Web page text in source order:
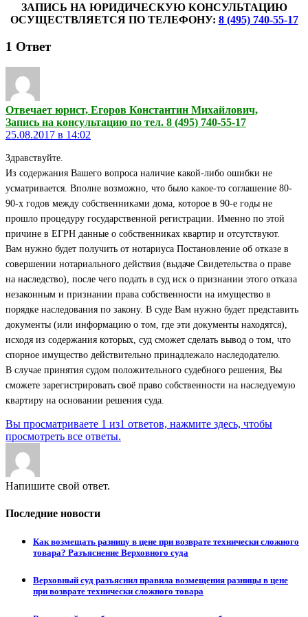
ЗАПИСЬ НА ЮРИДИЧЕСКУЮ КОНСУЛЬТАЦИЮ
ОСУЩЕСТВЛЯЕТСЯ ПО ТЕЛЕФОНУ: 8 (495) 740-55-17
1 Ответ
Отвечает юрист, Егоров Константин Михайлович,
Запись на консультацию по тел. 8 (495) 740-55-17
25.08.2017 в 14:02
Здравствуйте.
Из содержания Вашего вопроса наличие какой-либо ошибки не
усматривается. Вполне возможно, что было какое-то соглашение 80-
90-х годов между собственниками дома, которое в 90-е годы не
прошло процедуру государственной регистрации. Именно по этой
причине в ЕГРН данные о собственниках квартир и отсутствуют.
Вам нужно будет получить от нотариуса Постановление об отказе в
совершении нотариального действия (выдаче Свидетельства о праве
на наследство), после чего подать в суд иск о признании этого отказа
незаконным и признании права собственности на имущество в
порядке наследования по закону. В суде Вам нужно будет представить
документы (или информацию о том, где эти документы находятся),
исходя из содержания которых, суд сможет сделать вывод о том, что
спорное имущество действительно принадлежало наследодателю.
В случае принятия судом положительного судебного решения, Вы
сможете зарегистрировать своё право собственности на наследуемую
квартиру на основании решения суда.
Вы просматриваете 1 из1 ответов, нажмите здесь, чтобы
просмотреть все ответы.
Напишите свой ответ.
Последние новости
Как возмещать разницу в цене при возврате технически сложного
товара? Разъяснение Верховного суда
Верховный суд разъяснил правила возмещения разницы в цене
при возврате технически сложного товара